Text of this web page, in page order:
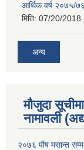
आर्थिक वर्ष २०७५/
मिति: 07/20/2018
अन्य
मौजुदा
नामावली
२०७६ पौष मसान्त सम्म